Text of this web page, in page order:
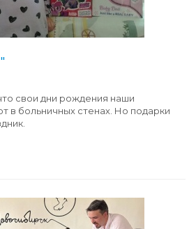
свои дни рождения наши
в больничных стенах. Но подарки